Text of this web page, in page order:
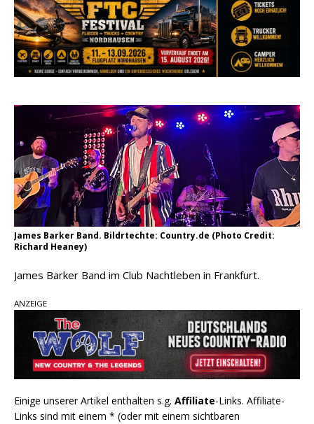
„Pearl Handled Pistol“
Son Volt – „Sound Signal Serenades“ erscheint
am 28. August
pez veröffentlicht neue Single „Late Night
Sommernächte
James Barker Band. Bildrtechte: Country.de (Photo Credit:
Richard Heaney)
James Barker Band im Club Nachtleben in Frankfurt.
ANZEIGE
Einige unserer Artikel enthalten s.g. Affiliate-Links. Affiliate-
Links sind mit einem * (oder mit einem sichtbaren